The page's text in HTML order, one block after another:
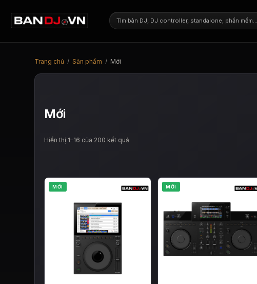
Trang chủ / Sản phẩm / Mới
Mới
Hiển thị 1–16 của 200 kết quả
mới
nhất
MỚI MỚI